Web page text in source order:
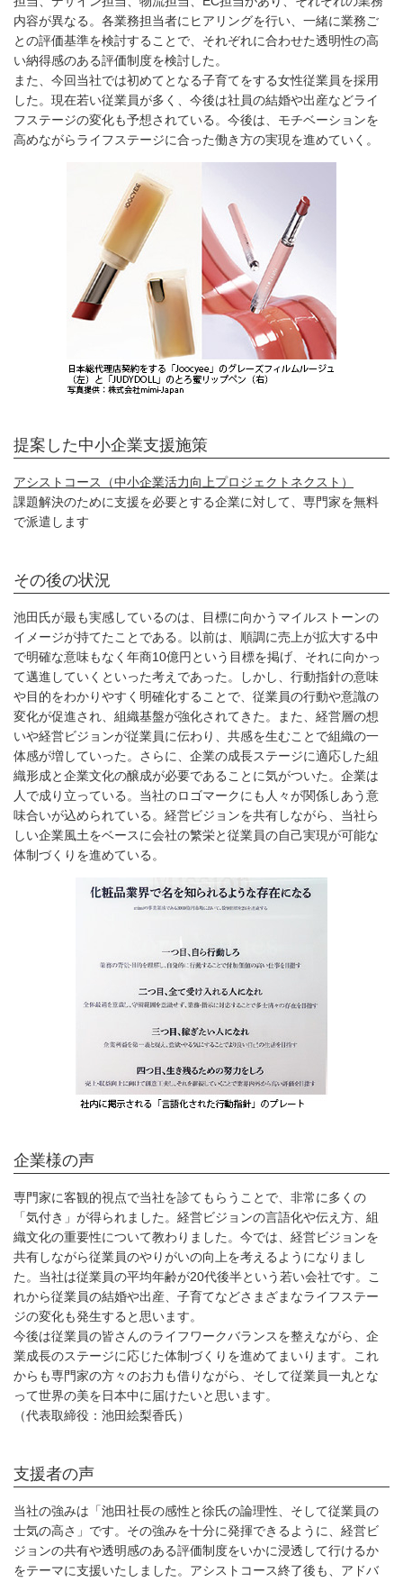
内容が異なる。各業務担当者にヒアリングを行い、一緒に業務ご
との評価基準を検討することで、それぞれに合わせた透明性の高
い納得感のある評価制度を検討した。
また、今回当社では初めてとなる子育てをする女性従業員を採用
した。現在若い従業員が多く、今後は社員の結婚や出産などライ
フステージの変化も予想されている。今後は、モチベーションを
高めながらライフステージに合った働き方の実現を進めていく。
提案した中小企業支援施策
アシストコース（中小企業活力向上プロジェクトネクスト）
課題解決のために支援を必要とする企業に対して、専門家を無料
で派遣します
その後の状況
池田氏が最も実感しているのは、目標に向かうマイルストーンの
イメージが持てたことである。以前は、順調に売上が拡大する中
で明確な意味もなく年商10億円という目標を掲げ、それに向かっ
て邁進していくといった考えであった。しかし、行動指針の意味
や目的をわかりやすく明確化することで、従業員の行動や意識の
変化が促進され、組織基盤が強化されてきた。また、経営層の想
いや経営ビジョンが従業員に伝わり、共感を生むことで組織の一
体感が増していった。さらに、企業の成長ステージに適応した組
織形成と企業文化の醸成が必要であることに気がついた。企業は
人で成り立っている。当社のロゴマークにも人々が関係しあう意
味合いが込められている。経営ビジョンを共有しながら、当社ら
しい企業風土をベースに会社の繁栄と従業員の自己実現が可能な
体制づくりを進めている。
企業様の声
専門家に客観的視点で当社を診てもらうことで、非常に多くの
「気付き」が得られました。経営ビジョンの言語化や伝え方、組
織文化の重要性について教わりました。今では、経営ビジョンを
共有しながら従業員のやりがいの向上を考えるようになりまし
た。当社は従業員の平均年齢が20代後半という若い会社です。こ
れから従業員の結婚や出産、子育てなどさまざまなライフステー
ジの変化も発生すると思います。
今後は従業員の皆さんのライフワークバランスを整えながら、企
業成長のステージに応じた体制づくりを進めてまいります。これ
からも専門家の方々のお力も借りながら、そして従業員一丸とな
って世界の美を日本中に届けたいと思います。
（代表取締役：池田絵梨香氏）
支援者の声
当社の強みは「池田社長の感性と徐氏の論理性、そして従業員の
士気の高さ」です。その強みを十分に発揮できるように、経営ビ
ジョンの共有や透明感のある評価制度をいかに浸透して行けるか
をテーマに支援いたしました。アシストコース終了後も、アドバ